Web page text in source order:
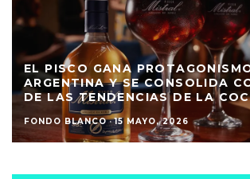
EL PISCO GANA
ARGENTINA Y SE CONSOLIDA
DE LAS TENDENCIAS DE LA
FONDO BLANCO · 15 MAYO, 2026